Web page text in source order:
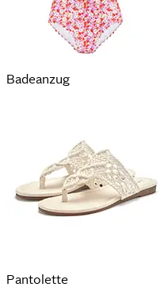
Badeanzug
Pantolette